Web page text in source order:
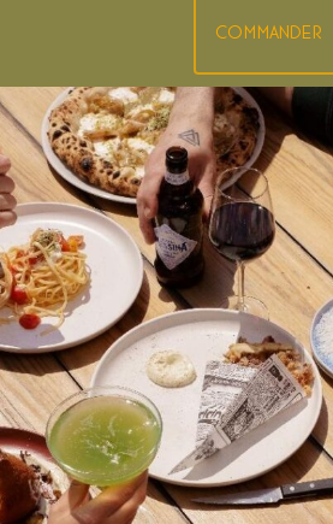
COMMANDER